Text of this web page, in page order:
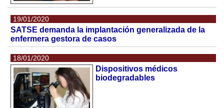
19/01/2020
SATSE demanda la implantación generalizada de la
enfermera gestora de casos
18/01/2020
Dispositivos médicos
biodegradables